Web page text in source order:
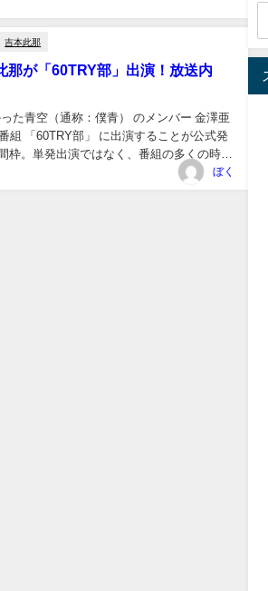
吉本此那
那が「60TRY部」出演！放送内
た青空（通称：僕青） のメンバー 金澤亜
組 「60TRY部」 に出演することが公式発
。単発出演ではなく、番組の多くの時間
ぼく